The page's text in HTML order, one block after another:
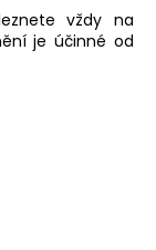
vždy na
je účinné od